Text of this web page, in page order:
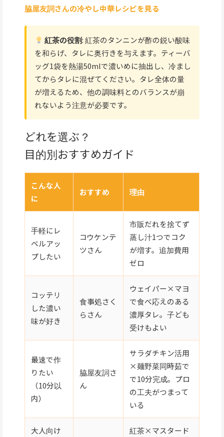
脇屋友詞さんの冷やし中華レシピを見る
紅茶の役割: 紅茶のタンニンが酢の鋭い酸味
を和らげ、タレに奥行きを与えます。ティーバ
ッグ1袋を熱湯50mlで濃いめに抽出し、冷まし
てからタレに混ぜてください。タレ全体の量
が増えるため、他の調味料とのバランスが崩
れないよう注意が必要です。
どれを選ぶ？
目的別おすすめガイド
こんな人
に
おすすめ 理由
手軽にレ
ベルアッ
プしたい
コウケンテ
ツさん
市販だれを捨てず
蒸し汁1つでコク
が増す。追加費用
ゼロ
コッテリ
した濃い
味が好き
食事処さく
らさん
ウェイパー×マヨ
で食べ応えのある
濃厚タレ。子ども
受けもよい
最速で作
りたい
（10分以
内）
脇屋友詞さ
ん
サラダチキン活用
×麺野菜同時茹で
で10分完成。プロ
の工夫がつまって
いる
大人向け
紅茶×マスタード